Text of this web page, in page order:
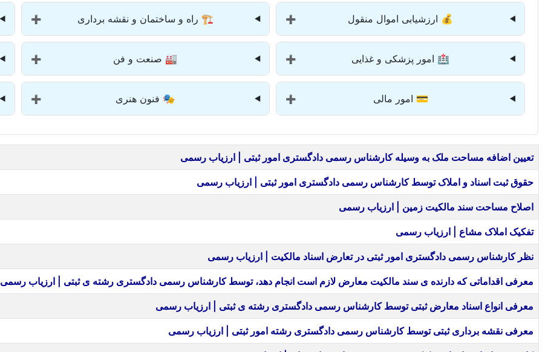
💰 ارزشیابی اموال منقول ➕
🏥 امور پزشکی و غذایی ➕
💳 امور مالی ➕
🏗️ راه و ساختمان و نقشه برداری ➕
🏭 صنعت و فن ➕
🎭 فنون هنری ➕
عنوان
تعیین اضافه مساحت ملک به وسیله کارشناس رسمی دادگستری امور ثبتی | ارزیاب رسمی
حقوق ثبت اسناد و املاک توسط کارشناس رسمی دادگستری امور ثبتی | ارزیاب رسمی
اصلاح مساحت سند مالکیت زمین | ارزیاب رسمی
تفکیک املاک مشاع | ارزیاب رسمی
نظر کارشناس رسمی دادگستری امور ثبتی در تعارض اسناد مالکیت | ارزیاب رسمی
معرفی اقداماتی که دارنده ی سند مالکیت معارض لازم است انجام دهد، توسط کارشناس رسمی دادگستری رشته ی ثبتی | ارزیاب رسمی
معرفی انواع اسناد معارض ثبتی توسط کارشناس رسمی دادگستری رشته ی ثبتی | ارزیاب رسمی
معرفی نقشه برداری ثبتی توسط کارشناس رسمی دادگستری رشته امور ثبتی | ارزیاب رسمی